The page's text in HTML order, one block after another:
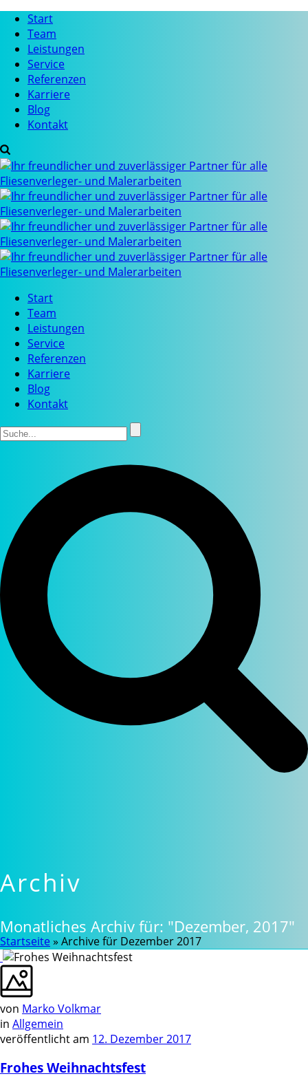
Start
Team
Leistungen
Service
Referenzen
Karriere
Blog
Kontakt
Start
Team
Leistungen
Service
Referenzen
Karriere
Blog
Kontakt
Archiv
Monatliches Archiv für: "Dezember, 2017"
Startseite» Archive für Dezember 2017
von Marko Volkmar
in Allgemein
veröffentlicht am 12. Dezember 2017
Frohes Weihnachtsfest